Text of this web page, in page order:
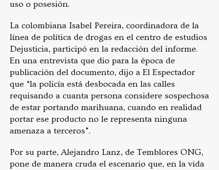
uso o posesión.
La colombiana Isabel Pereira, coordinadora de la
línea de política de drogas en el centro de estudios
Dejusticia, participó en la redacción del informe.
En una entrevista que dio para la época de
publicación del documento, dijo a El Espectador
que “la policía está desbocada en las calles
requisando a cuanta persona considere sospechosa
de estar portando marihuana, cuando en realidad
portar ese producto no le representa ninguna
amenaza a terceros”.
Por su parte, Alejandro Lanz, de Temblores ONG,
pone de manera cruda el escenario que, en la vida